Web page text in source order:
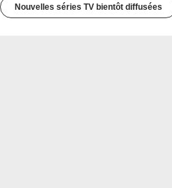
Nouvelles séries TV bientôt diffusées